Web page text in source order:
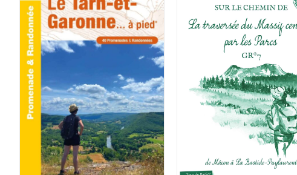
AJOUTER AU PANIER
/
DÉTAILS
ACHETER LE PRODUIT
/
DÉTAILS